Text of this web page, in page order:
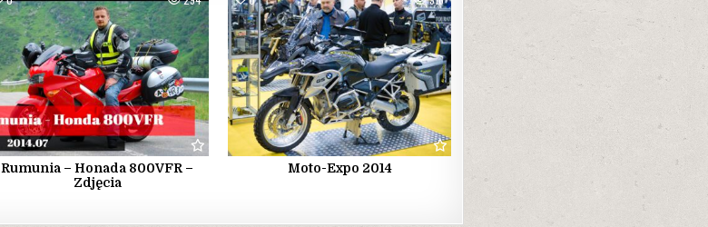
Rumunia – Honada 800VFR –
Zdjęcia
Moto-Expo 2014